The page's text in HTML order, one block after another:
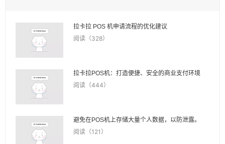
拉卡拉 POS 机申请流程的优化建议
阅读（328）
拉卡拉POS机：打造便捷、安全的商业支付环境
阅读（444）
避免在POS机上存储大量个人数据，以防泄露。
阅读（121）